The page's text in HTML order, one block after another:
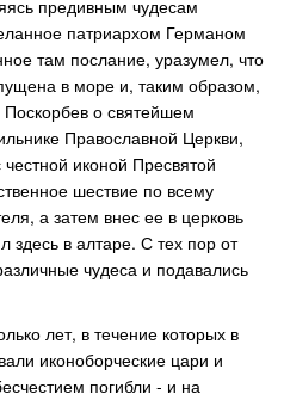
предивным чудесам
патриархом Германом
там послание, уразумел, что
в море и, таким образом,
о святейшем
Православной Церкви,
иконой Пресвятой
шествие по всему
а затем внес ее в церковь
здесь в алтаре. С тех пор от
чудеса и подавались
лет, в течение которых в
иконоборческие цари и
погибли - и на